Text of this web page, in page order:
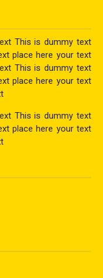
This is dummy text
place here your text
This is dummy text
place here your text
This is dummy text
place here your text